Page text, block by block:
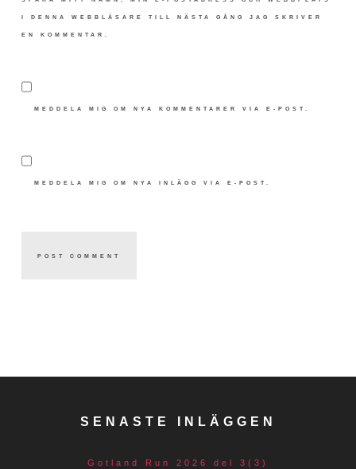
I DENNA WEBBLÄSARE TILL NÄSTA GÅNG JAG SKRIVER
EN KOMMENTAR.
MEDDELA MIG OM NYA KOMMENTARER VIA E-POST.
MEDDELA MIG OM NYA INLÄGG VIA E-POST.
SENASTE INLÄGGEN
Gotland Run 2026 del 3(3)